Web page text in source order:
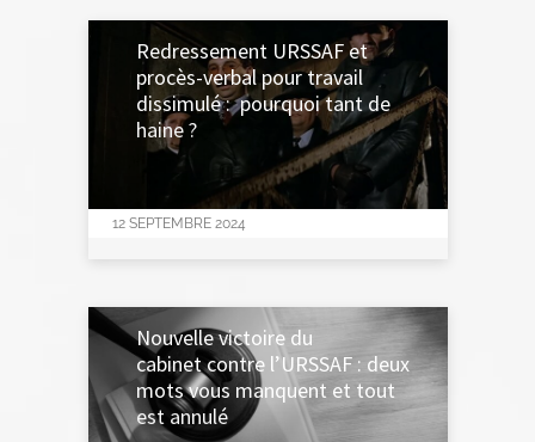
12 SEPTEMBRE 2024
Redressement URSSAF et
procès-verbal pour travail
dissimulé : pourquoi tant de
haine ?
Nouvelle victoire du
cabinet contre l’URSSAF : deux
mots vous manquent et tout
est annulé